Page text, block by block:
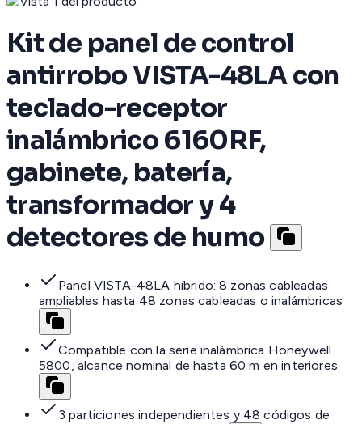
Kit de panel de control
antirrobo VISTA-48LA con
teclado-receptor
inalámbrico 6160RF,
gabinete, batería,
transformador y 4
detectores de humo
Panel VISTA-48LA híbrido: 8 zonas cableadas
ampliables hasta 48 zonas cableadas o inalámbricas
Compatible con la serie inalámbrica Honeywell
5800, alcance nominal de hasta 60 m en interiores
3 particiones independientes y 48 códigos de